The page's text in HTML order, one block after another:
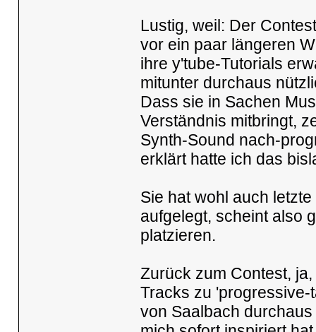
Lustig, weil: Der
vor ein paar längeren
ihre y'tube-Tutorials
mitunter durchaus
Dass sie in Sachen
Verständnis mitbringt,
Synth-Sound nach-
erklärt hatte ich das
Sie hat wohl auch
aufgelegt, scheint also
platzieren.
Zurück zum Contest,
Tracks zu
von Saalbach